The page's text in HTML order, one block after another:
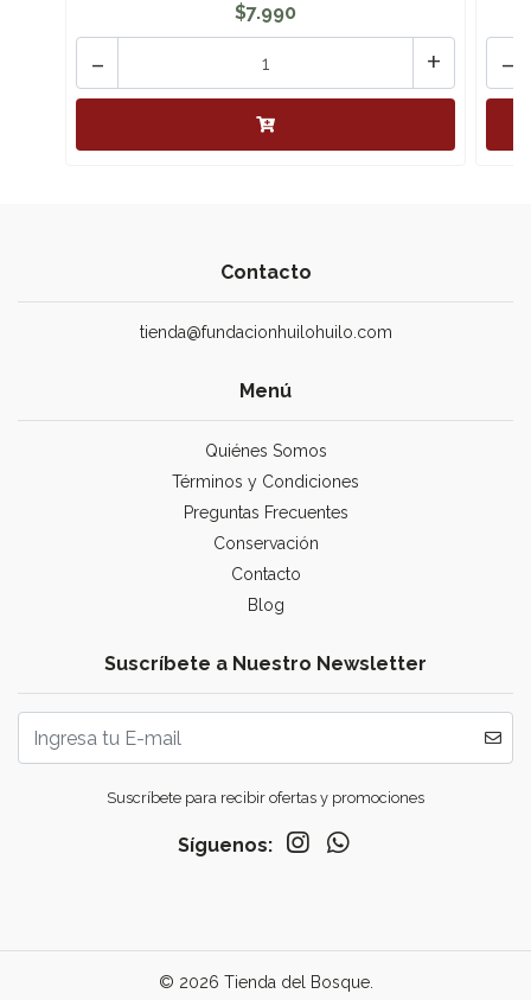
$7.990
+
- -
Contacto
tienda@fundacionhuilohuilo.com
Menú
Quiénes Somos
Términos y Condiciones
Preguntas Frecuentes
Conservación
Contacto
Blog
Suscríbete a Nuestro Newsletter
Suscríbete para recibir ofertas y promociones
Síguenos:
© 2026 Tienda del Bosque.